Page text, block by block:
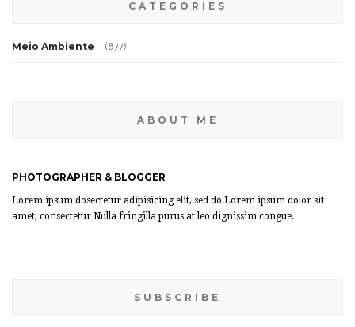
CATEGORIES
Meio Ambiente (877)
ABOUT ME
PHOTOGRAPHER & BLOGGER
Lorem ipsum dosectetur adipisicing elit, sed do.Lorem ipsum dolor sit
amet, consectetur Nulla fringilla purus at leo dignissim congue.
SUBSCRIBE